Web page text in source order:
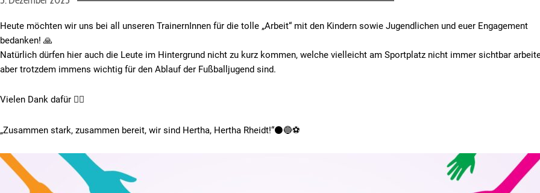
Heute möchten wir uns bei all unseren TrainernInnen für die tolle „Arbeit“ mit den Kindern sowie Jugendlichen und euer Engagement
bedanken! 🙏
Natürlich dürfen hier auch die Leute im Hintergrund nicht zu kurz kommen, welche vielleicht am Sportplatz nicht immer sichtbar
aber trotzdem immens wichtig für den Ablauf der Fußballjugend sind.
Vielen Dank dafür 👍🏻
„Zusammen stark, zusammen bereit, wir sind Hertha, Hertha Rheidt!“⚫️🔵⚽️